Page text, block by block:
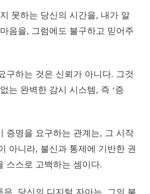
못하는 당신의 시간을, 내가 알
음을, 그럼에도 불구하고 믿어주
구하는 것은 신뢰가 아니다. 그것
는 완벽한 감시 시스템, 즉 ‘증
증명을 요구하는 관계는, 그 시작
아니라, 불신과 통제에 기반한 권
스스로 고백하는 셈이다.
은, 당신의 디지털 자아는, 그의 불